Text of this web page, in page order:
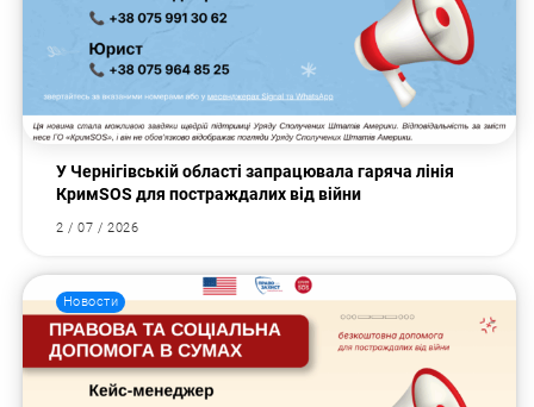
У Чернігівській області запрацювала гаряча лінія
КримSOS для постраждалих від війни
2 / 07 / 2026
Новости